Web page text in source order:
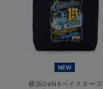
NEW
横浜DeNAベイスターズ